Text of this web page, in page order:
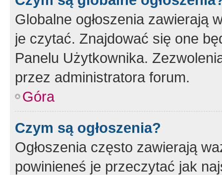
Globalne ogłoszenia zawierają
je czytać. Znajdować się one
Panelu Użytkownika.
przez administratora forum.
Góra
Czym są ogłoszenia?
Ogłoszenia często zawierają
powinieneś je przeczytać jak